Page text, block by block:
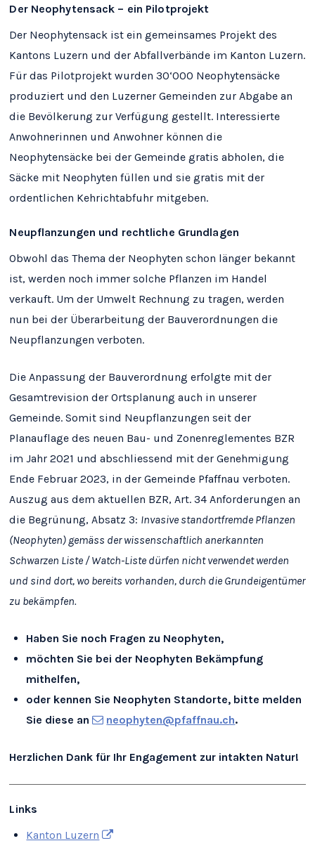
Der Neophytensack – ein Pilotprojekt
Der Neophytensack ist ein gemeinsames Projekt des
Kantons Luzern und der Abfallverbände im Kanton Luzern.
Für das Pilotprojekt wurden 30‘000 Neophytensäcke
produziert und den Luzerner Gemeinden zur Abgabe an
die Bevölkerung zur Verfügung gestellt. Interessierte
Anwohnerinnen und Anwohner können die
Neophytensäcke bei der Gemeinde gratisabholen, die
Säcke mit Neophyten füllen und sie gratis mit der
ordentlichen Kehrichtabfuhr mitgeben.
Neupflanzungen und rechtliche Grundlagen
Obwohl das Thema der Neophyten schon länger bekannt
ist, werden noch immer solche Pflanzen im Handel
verkauft. Um der Umwelt Rechnung zu tragen, werden
nun bei der Überarbeitung der Bauverordnungen die
Neupflanzungen verboten.
Die Anpassung der Bauverordnung erfolgte mit der
Gesamtrevision der Ortsplanung auch in unserer
Gemeinde. Somit sind Neupflanzungen seit der
Planauflage des neuen Bau- und Zonenreglementes BZR
im Jahr 2021 und abschliessend mit der Genehmigung
Ende Februar 2023, in der Gemeinde Pfaffnau verboten.
Auszug aus dem aktuellen BZR, Art. 34 Anforderungen an
die Begrünung, Absatz 3: Invasive standortfremde Pflanzen
(Neophyten) gemäss der wissenschaftlich anerkannten
Schwarzen Liste / Watch-Liste dürfen nicht verwendet werden
und sind dort, wo bereits vorhanden, durch die Grundeigentümer
zu bekämpfen.
Haben Sie noch Fragen zu Neophyten,
möchten Sie bei der Neophyten Bekämpfung
mithelfen,
oder kennen Sie Neophyten Standorte, bitte melden
Sie diese an
neophyten@pfaffnau.ch.
Herzlichen Dank für Ihr Engagement zur intakten Natur!
Links
Kanton Luzern